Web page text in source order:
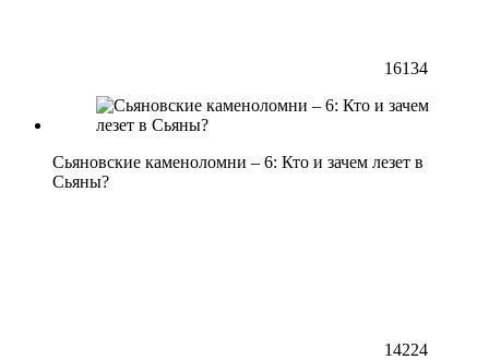
16134
Сьяновские каменоломни – 6: Кто и зачем лезет в
Сьяны?
14224